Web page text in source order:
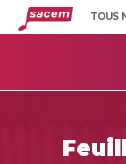
TOUS